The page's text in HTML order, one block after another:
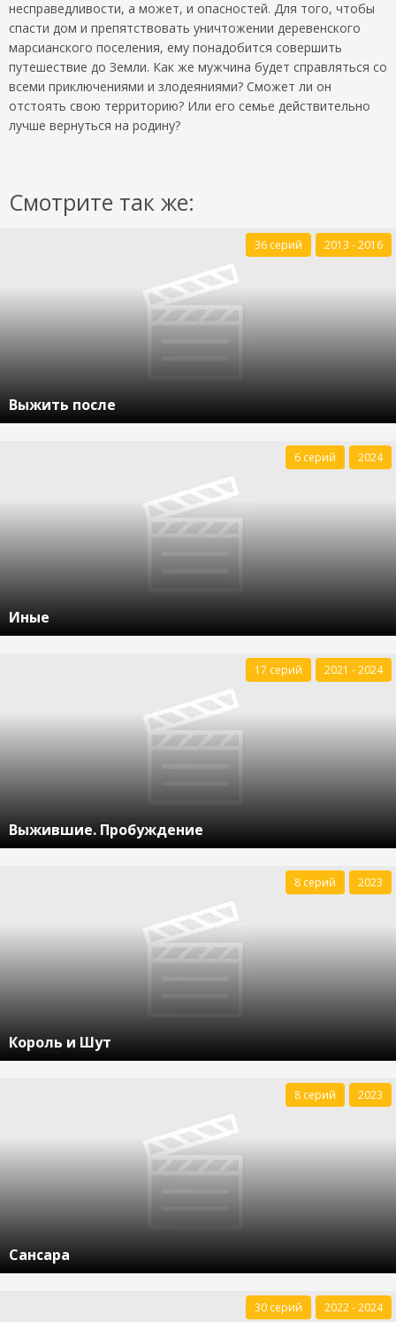
несправедливости, а может, и опасностей. Для того, чтобы
спасти дом и препятствовать уничтожении деревенского
марсианского поселения, ему понадобится совершить
путешествие до Земли. Как же мужчина будет справляться со
всеми приключениями и злодеяниями? Сможет ли он
отстоять свою территорию? Или его семье действительно
лучше вернуться на родину?
Смотрите так же:
Выжить после
36 серий 2013 - 2016
Иные
6 серий 2024
Выжившие. Пробуждение
17 серий 2021 - 2024
Король и Шут
8 серий 2023
Сансара
8 серий 2023
30 серий 2022 - 2024